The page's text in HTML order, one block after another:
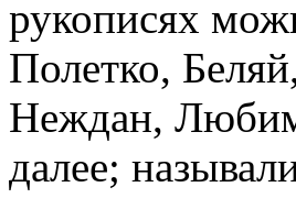
рукописях
Полетко,
Неждан,
далее;